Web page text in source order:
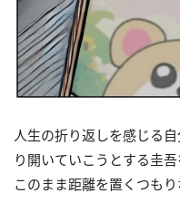
人生の折り返しを感じる
り開いていこうとする圭
このまま距離を置くつも